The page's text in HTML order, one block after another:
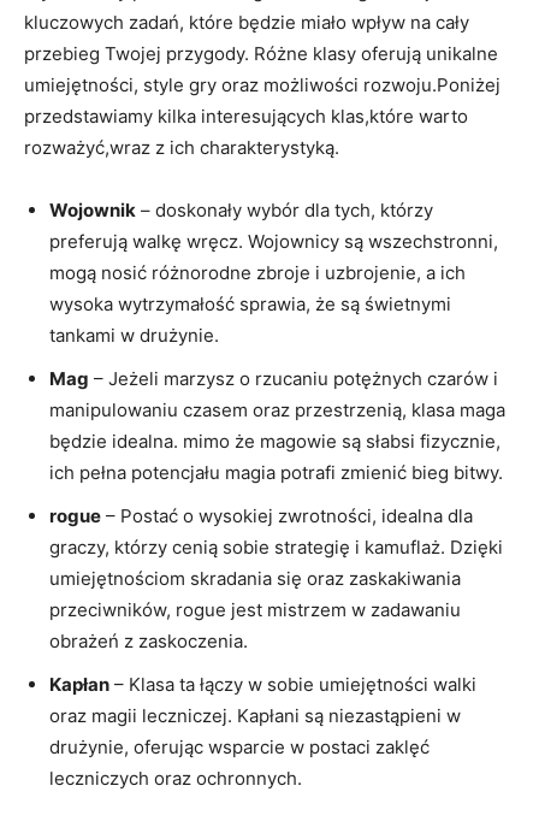
kluczowych zadań, które będzie miało wpływ na cały
przebieg Twojej przygody. Różne klasy oferują unikalne
umiejętności, style gry oraz możliwości rozwoju.Poniżej
przedstawiamy kilka interesujących klas,które warto
rozważyć,wraz z ich charakterystyką.
Wojownik – doskonały wybór dla tych, którzy
preferują walkę wręcz. Wojownicy są wszechstronni,
mogą nosić różnorodne zbroje i uzbrojenie, a ich
wysoka wytrzymałość sprawia, że są świetnymi
tankami w drużynie.
Mag – Jeżeli marzysz o rzucaniu potężnych czarów i
manipulowaniu czasem oraz przestrzenią, klasa maga
będzie idealna. mimo że magowie są słabsi fizycznie,
ich pełna potencjału magia potrafi zmienić bieg bitwy.
rogue – Postać o wysokiej zwrotności, idealna dla
graczy, którzy cenią sobie strategię i kamuflaż. Dzięki
umiejętnościom skradania się oraz zaskakiwania
przeciwników, rogue jest mistrzem w zadawaniu
obrażeń z zaskoczenia.
Kapłan – Klasa ta łączy w sobie umiejętności walki
oraz magii leczniczej. Kapłani są niezastąpieni w
drużynie, oferując wsparcie w postaci zaklęć
leczniczych oraz ochronnych.